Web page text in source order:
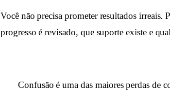
Você não precisa prometer resultados
progresso é revisado, que suporte existe e
Confusão é uma das maiores perdas de